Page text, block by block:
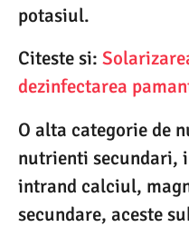
potasiul.
Citeste si:
dezinfectarea
O alta categorie de
nutrienti secundari,
intrand calciul,
secundare, aceste